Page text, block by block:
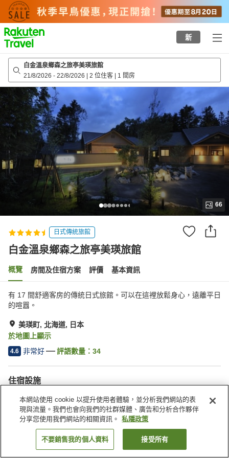
to
top
page
新
白金溫泉鄉森之旅亭美瑛旅館
21/8/2026 - 22/8/2026 | 2 位住客 | 1 間房
66
日式傳統旅館
白金溫泉鄉森之旅亭美瑛旅館
概覽 房間及住宿方案 評價 基本資訊
有 17 間舒適客房的傳統日式旅館。可以在這裡放鬆身心，遠離平日
的喧囂。
美瑛町, 北海道, 日本
於地圖上顯示
4.6 非常好 評語數量： 34
住宿設施
停車場
桑拿
水療/美容院
自動販賣機
找客房
本網站使用 cookie 以提升使用者體驗，並分析我們網站的表
現與流量。我們也會向我們的社群媒體、廣告和分析合作夥伴
分享您使用我們網站的相關資訊。
私隱政策
不要銷售我的個人資料 接受所有